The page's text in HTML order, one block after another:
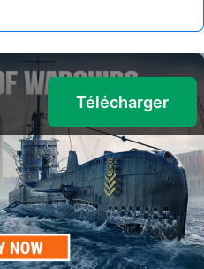
Télécharger